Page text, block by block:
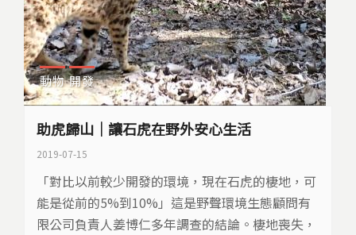
動物 開發
助虎歸山｜讓石虎在野外安心生活
2019-07-15
「對比以前較少開發的環境，現在石虎的棲地，可
能是從前的5%到10%」這是野聲環境生態顧問有
限公司負責人姜博仁多年調查的結論。棲地喪失，